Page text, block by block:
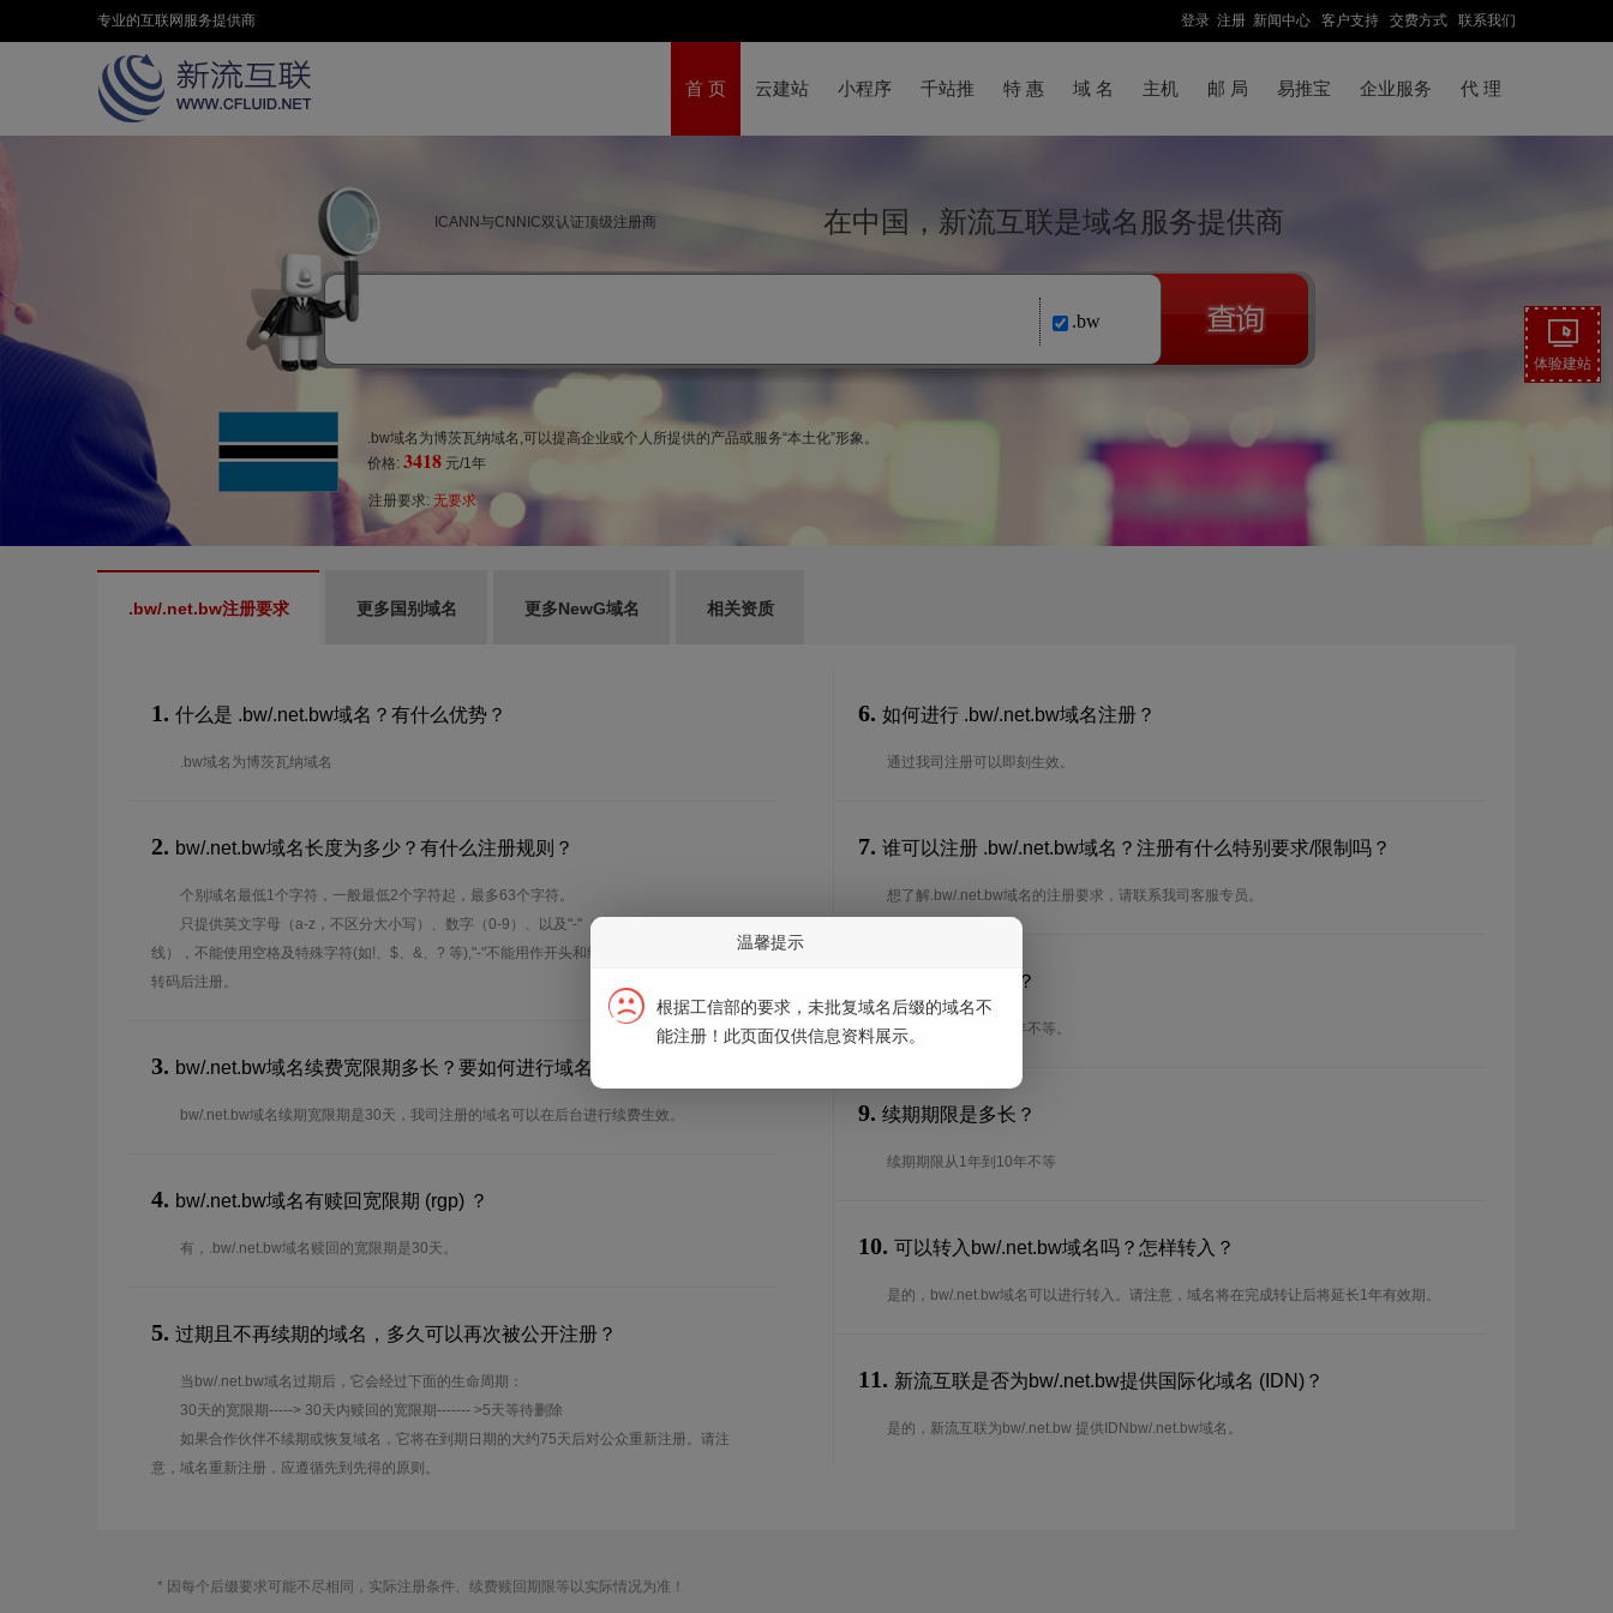
专业的互联网服务提供商 登录 注册 新闻中心 客户支持 交费方式 联系我们
首 页 云建站 小程序 千站推 特 惠 域 名 主机 邮 局 易推宝 企业服务 代 理
ICANN与CNNIC双认证顶级注册商 在中国，新流互联是域名服务提供商
.bw
.bw域名为博茨瓦纳域名,可以提高企业或个人所提供的产品或服务“本土化”形象。
价格: 3418 元/1年
注册要求: 无要求
.bw/.net.bw注册要求 更多国别域名 更多NewG域名 相关资质
1. 什么是 .bw/.net.bw域名？有什么优势？
.bw域名为博茨瓦纳域名
2. bw/.net.bw域名长度为多少？有什么注册规则？
个别域名最低1个字符，一般最低2个字符起，最多63个字符。
只提供英文字母（a-z，不区分大小写）、数字（0-9）、以及"-"（英文中的连词号，即中横
线），不能使用空格及特殊字符(如!、$、&、? 等),"-"不能用作开头和结尾。注*中文域名实际是
转码后注册。
3. bw/.net.bw域名续费宽限期多长？要如何进行域名续费？
bw/.net.bw域名续期宽限期是30天，我司注册的域名可以在后台进行续费生效。
4. bw/.net.bw域名有赎回宽限期 (rgp) ？
有，.bw/.net.bw域名赎回的宽限期是30天。
5. 过期且不再续期的域名，多久可以再次被公开注册？
当bw/.net.bw域名过期后，它会经过下面的生命周期：
30天的宽限期-----> 30天内赎回的宽限期------- >5天等待删除
如果合作伙伴不续期或恢复域名，它将在到期日期的大约75天后对公众重新注册。请注
意，域名重新注册，应遵循先到先得的原则。
6. 如何进行 .bw/.net.bw域名注册？
通过我司注册可以即刻生效。
7. 谁可以注册 .bw/.net.bw域名？注册有什么特别要求/限制吗？
想了解.bw/.net.bw域名的注册要求，请联系我司客服专员。
注册期限是多长？
注册期限从1年到10年不等。
9. 续期期限是多长？
续期期限从1年到10年不等
10. 可以转入bw/.net.bw域名吗？怎样转入？
是的，bw/.net.bw域名可以进行转入。请注意，域名将在完成转让后将延长1年有效期。
11. 新流互联是否为bw/.net.bw提供国际化域名 (IDN)？
是的，新流互联为bw/.net.bw 提供IDNbw/.net.bw域名。
* 因每个后缀要求可能不尽相同，实际注册条件、续费赎回期限等以实际情况为准！
体验建站
温馨提示
根据工信部的要求，未批复域名后缀的域名不
能注册！此页面仅供信息资料展示。